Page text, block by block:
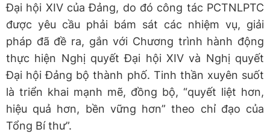
Đại hội XIV của Đảng, do đó công tác PCTNLPTC
được yêu cầu phải bám sát các nhiệm vụ, giải
pháp đã đề ra, gắn với Chương trình hành động
thực hiện Nghị quyết Đại hội XIV và Nghị quyết
Đại hội Đảng bộ thành phố. Tinh thần xuyên suốt
là triển khai mạnh mẽ, đồng bộ, “quyết liệt hơn,
hiệu quả hơn, bền vững hơn” theo chỉ đạo của
Tổng Bí thư”.